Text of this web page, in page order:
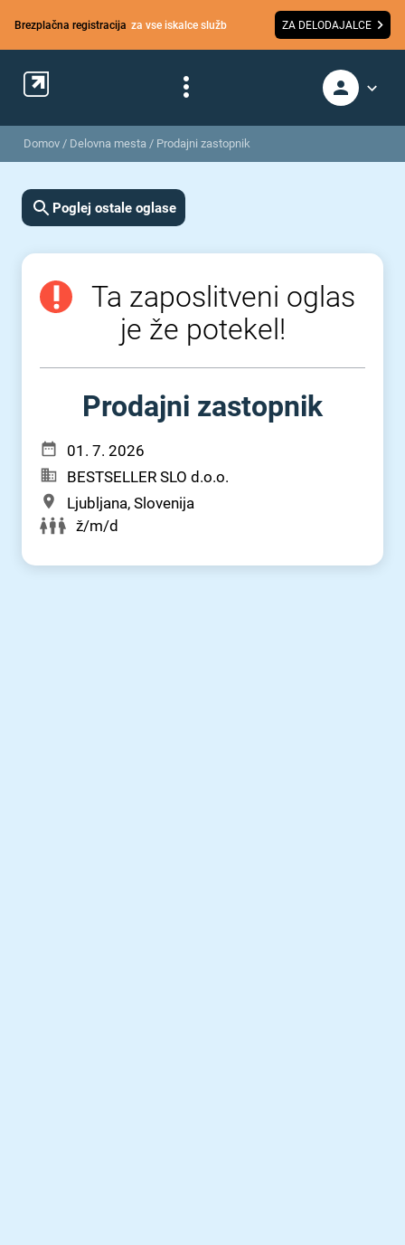
Brezplačna registracija za vse iskalce služb ZA DELODAJALCE
Domov / Delovna mesta / Prodajni zastopnik
Poglej ostale oglase
Ta zaposlitveni oglas
je že potekel!
Prodajni zastopnik
01. 7. 2026
BESTSELLER SLO d.o.o.
Ljubljana, Slovenija
ž/m/d